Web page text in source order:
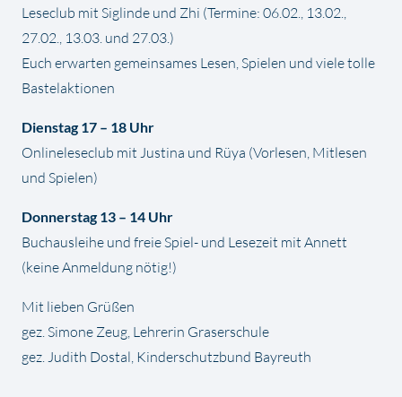
Leseclub mit Siglinde und Zhi (Termine: 06.02., 13.02.,
27.02., 13.03. und 27.03.)
Euch erwarten gemeinsames Lesen, Spielen und viele tolle
Bastelaktionen
Dienstag 17 – 18 Uhr
Onlineleseclub mit Justina und Rüya (Vorlesen, Mitlesen
und Spielen)
Donnerstag 13 – 14 Uhr
Buchausleihe und freie Spiel- und Lesezeit mit Annett
(keine Anmeldung nötig!)
Mit lieben Grüßen
gez. Simone Zeug, Lehrerin Graserschule
gez. Judith Dostal, Kinderschutzbund Bayreuth